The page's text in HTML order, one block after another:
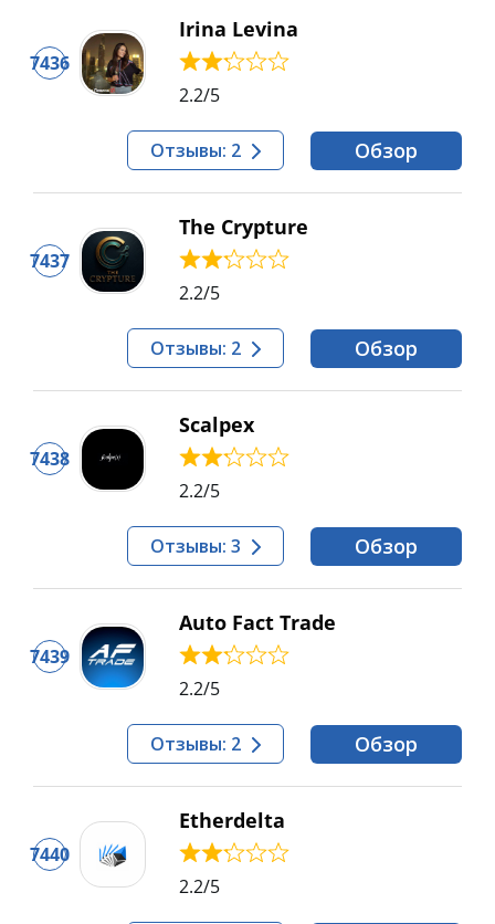
7436
Irina Levina
2.2/5
Отзывы: 2 Обзор
7437
The Crypture
2.2/5
Отзывы: 2 Обзор
7438
Scalpex
2.2/5
Отзывы: 3 Обзор
7439
Auto Fact Trade
2.2/5
Отзывы: 2 Обзор
7440
Etherdelta
2.2/5